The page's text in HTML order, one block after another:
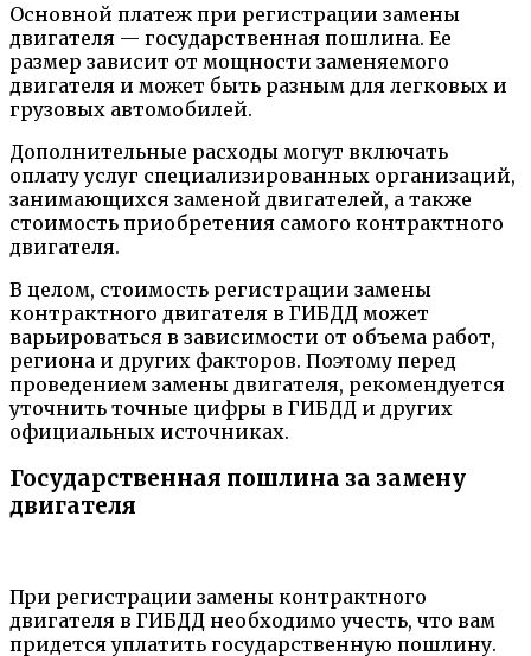
Основной платеж при регистрации замены
двигателя — государственная пошлина. Ее
размер зависит от мощности заменяемого
двигателя и может быть разным для легковых и
грузовых автомобилей.
Дополнительные расходы могут включать
оплату услуг специализированных организаций,
занимающихся заменой двигателей, а также
стоимость приобретения самого контрактного
двигателя.
В целом, стоимость регистрации замены
контрактного двигателя в ГИБДД может
варьироваться в зависимости от объема работ,
региона и других факторов. Поэтому перед
проведением замены двигателя, рекомендуется
уточнить точные цифры в ГИБДД и других
официальных источниках.
Государственная пошлина за замену
двигателя
При регистрации замены контрактного
двигателя в ГИБДД необходимо учесть, что вам
придется уплатить государственную пошлину.